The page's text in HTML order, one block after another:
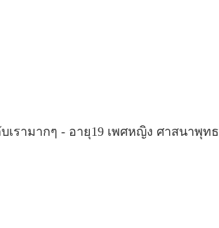
เรามากๆ - อายุ19 เพศหญิง ศาสนาพุทธ